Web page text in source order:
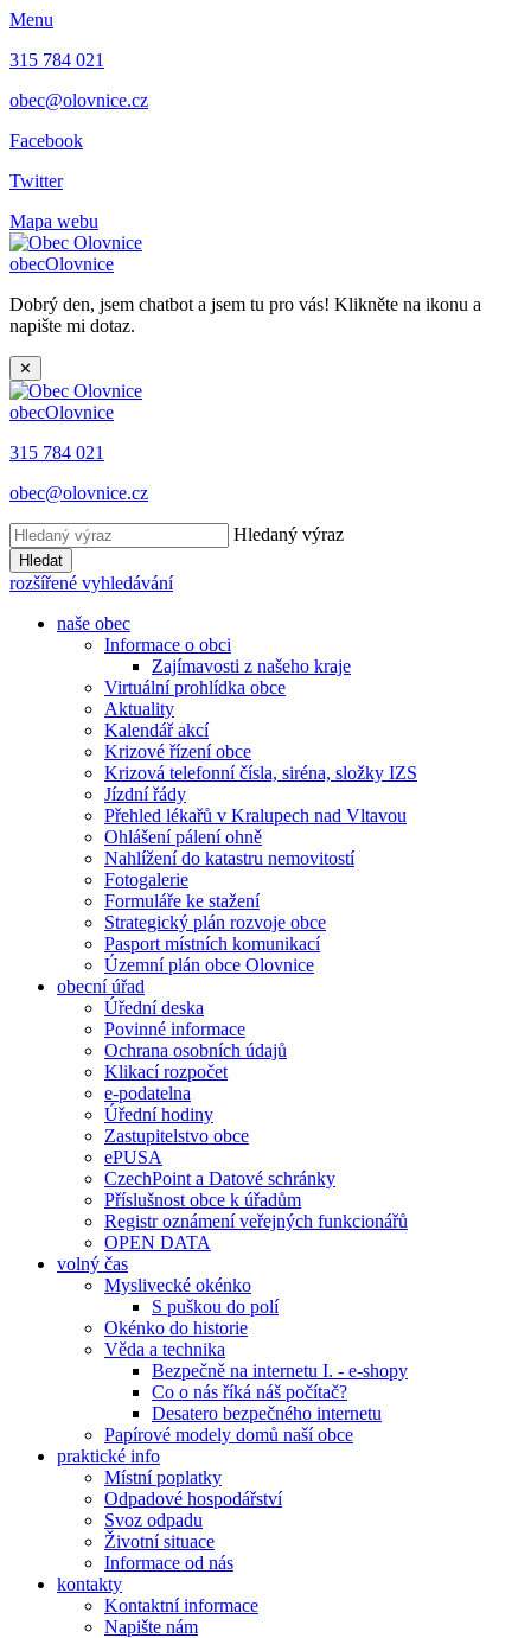
Menu
315 784 021
obec@olovnice.cz
Facebook
Twitter
Mapa webu
obecOlovnice
Dobrý den, jsem chatbot a jsem tu pro vás! Klikněte na ikonu a
napište mi dotaz.
✕
obecOlovnice
315 784 021
obec@olovnice.cz
Hledaný výraz
Hledat
rozšířené vyhledávání
naše obec
Informace o obci
Zajímavosti z našeho kraje
Virtuální prohlídka obce
Aktuality
Kalendář akcí
Krizové řízení obce
Krizová telefonní čísla, siréna, složky IZS
Jízdní řády
Přehled lékařů v Kralupech nad Vltavou
Ohlášení pálení ohně
Nahlížení do katastru nemovitostí
Fotogalerie
Formuláře ke stažení
Strategický plán rozvoje obce
Pasport místních komunikací
Územní plán obce Olovnice
obecní úřad
Úřední deska
Povinné informace
Ochrana osobních údajů
Klikací rozpočet
e-podatelna
Úřední hodiny
Zastupitelstvo obce
ePUSA
CzechPoint a Datové schránky
Příslušnost obce k úřadům
Registr oznámení veřejných funkcionářů
OPEN DATA
volný čas
Myslivecké okénko
S puškou do polí
Okénko do historie
Věda a technika
Bezpečně na internetu I. - e-shopy
Co o nás říká náš počítač?
Desatero bezpečného internetu
Papírové modely domů naší obce
praktické info
Místní poplatky
Odpadové hospodářství
Svoz odpadu
Životní situace
Informace od nás
kontakty
Kontaktní informace
Napište nám